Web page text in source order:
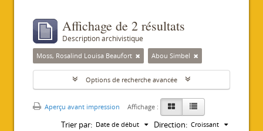
Affichage de 2 résultats
Description archivistique
Moss, Rosalind Louisa Beaufort Abou Simbel
Options de recherche avancée
Aperçu avant impression Affichage :
Trier par: Date de début Direction: Croissant